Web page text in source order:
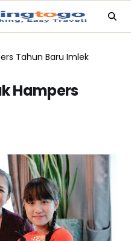
Tahun Baru Imlek
Hampers